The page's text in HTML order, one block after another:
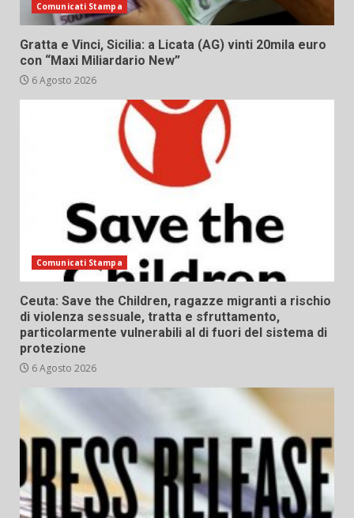
Comunicati Stampa
Gratta e Vinci, Sicilia: a Licata (AG) vinti 20mila euro
con “Maxi Miliardario New”
6 Agosto 2026
Comunicati Stampa
Ceuta: Save the Children, ragazze migranti a rischio
di violenza sessuale, tratta e sfruttamento,
particolarmente vulnerabili al di fuori del sistema di
protezione
6 Agosto 2026